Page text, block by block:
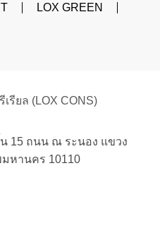
LOX GREEN
รียล (LOX CONS)
15 ถนน ณ ระนอง แขวง
มหานคร 10110